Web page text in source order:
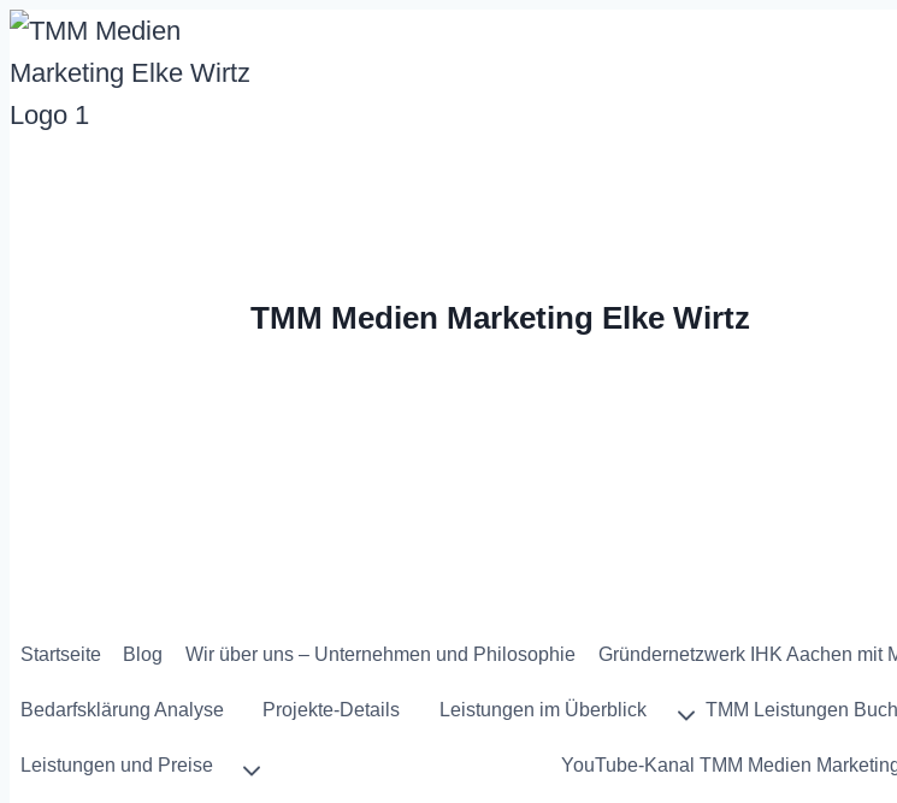
Zum
Inhalt
springen
TMM Medien Marketing Elke Wirtz
Startseite Blog Wir über uns – Unternehmen und Philosophie Gründernetzwerk IHK Aachen mit
Bedarfsklärung Analyse Projekte-Details Leistungen im Überblick TMM Leistungen
Leistungen und Preise YouTube-Kanal TMM Medien